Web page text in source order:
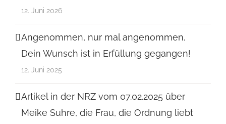
12. Juni 2026
Angenommen, nur mal angenommen,
Dein Wunsch ist in Erfüllung gegangen!
12. Juni 2025
Artikel in der NRZ vom 07.02.2025 über
Meike Suhre, die Frau, die Ordnung liebt